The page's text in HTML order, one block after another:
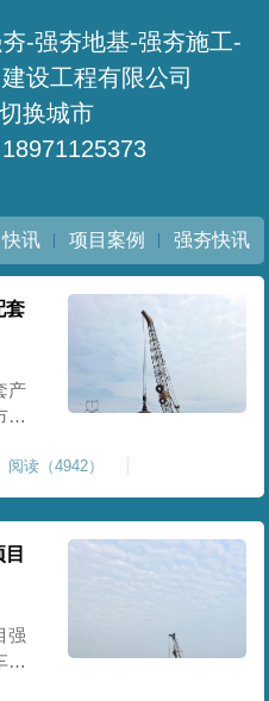
-强夯地基-强夯施工-
设工程有限公司
切换城市
讯 项目案例 强夯快讯
套
产
江
地
范
地
施
阅读（4942）
强
零